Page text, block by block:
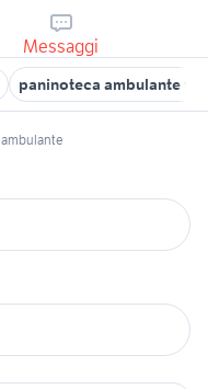
Messaggi
paninoteca ambulante
ambulante